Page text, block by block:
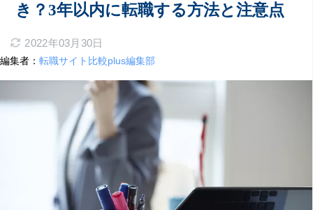
き？3年以内に転職する方法と注意点
2022年03月30日
編集者： 転職サイト比較plus編集部